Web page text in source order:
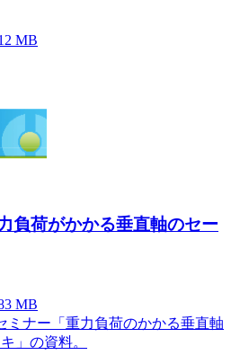
MB
負荷がかかる垂直軸のセー
MB
ミナー「重力負荷のかかる垂直軸
」の資料。